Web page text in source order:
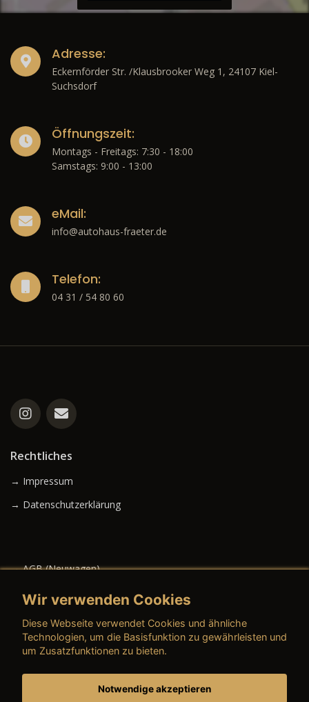
Adresse:
Eckernförder Str. /Klausbrooker Weg 1, 24107 Kiel-
Suchsdorf
Öffnungszeit:
Montags - Freitags: 7:30 - 18:00
Samstags: 9:00 - 13:00
eMail:
info@autohaus-fraeter.de
Telefon:
04 31 / 54 80 60
Rechtliches
→ Impressum
→ Datenschutzerklärung
→ AGB (Neuwagen)
→ AGB (Gebrauchtwagen)
→ AGB (Teile & Zubehör)
→ AGB (Dienstleistungen)
Wir verwenden Cookies
Diese Webseite verwendet Cookies und ähnliche
Technologien, um die Basisfunktion zu gewährleisten und
um Zusatzfunktionen zu bieten.
Notwendige akzeptieren